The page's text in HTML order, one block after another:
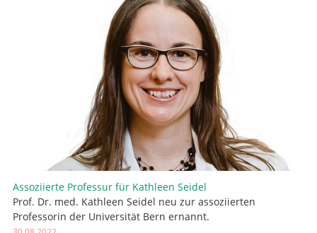
Assoziierte Professur für Kathleen Seidel
Prof. Dr. med. Kathleen Seidel neu zur assoziierten
Professorin der Universität Bern ernannt.